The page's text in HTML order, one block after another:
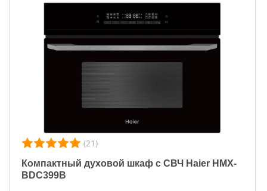
(21)
Компактный духовой шкаф с СВЧ Haier HMX-
BDC399B